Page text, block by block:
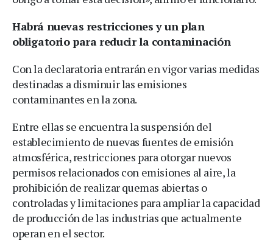
Habrá nuevas restricciones y un plan
obligatorio para reducir la contaminación
Con la declaratoria entrarán en vigor varias medidas
destinadas a disminuir las emisiones
contaminantes en la zona.
Entre ellas se encuentra la suspensión del
establecimiento de nuevas fuentes de emisión
atmosférica, restricciones para otorgar nuevos
permisos relacionados con emisiones al aire, la
prohibición de realizar quemas abiertas o
controladas y limitaciones para ampliar la capacidad
de producción de las industrias que actualmente
operan en el sector.